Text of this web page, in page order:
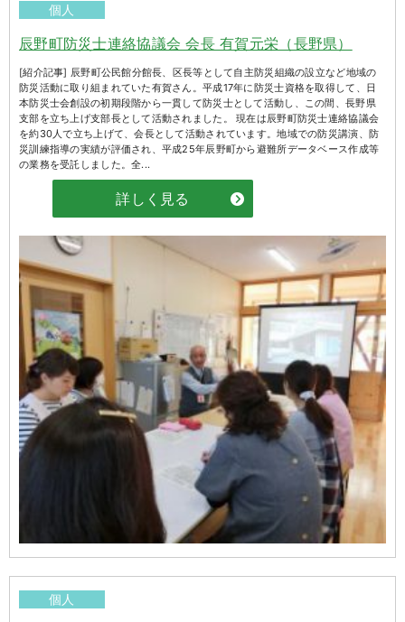
個人
辰野町防災士連絡協議会 会長 有賀元栄（長野県）
[紹介記事] 辰野町公民館分館長、区長等として自主防災組織の設立など地域の
防災活動に取り組まれていた有賀さん。平成17年に防災士資格を取得して、日
本防災士会創設の初期段階から一貫して防災士として活動し、この間、長野県
支部を立ち上げ支部長として活動されました。 現在は辰野町防災士連絡協議会
を約30人で立ち上げて、会長として活動されています。地域での防災講演、防
災訓練指導の実績が評価され、平成25年辰野町から避難所データベース作成等
の業務を受託しました。全...
詳しく見る
個人